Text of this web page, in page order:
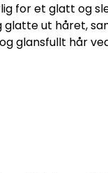
for et glatt og
ut håret,
glansfullt hår